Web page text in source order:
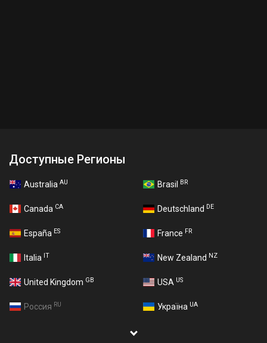
Доступные Регионы
Australia AU Brasil BR
Canada CA Deutschland DE
España ES France FR
Italia IT New Zealand NZ
United Kingdom GB USA US
Россия RU Україна UA